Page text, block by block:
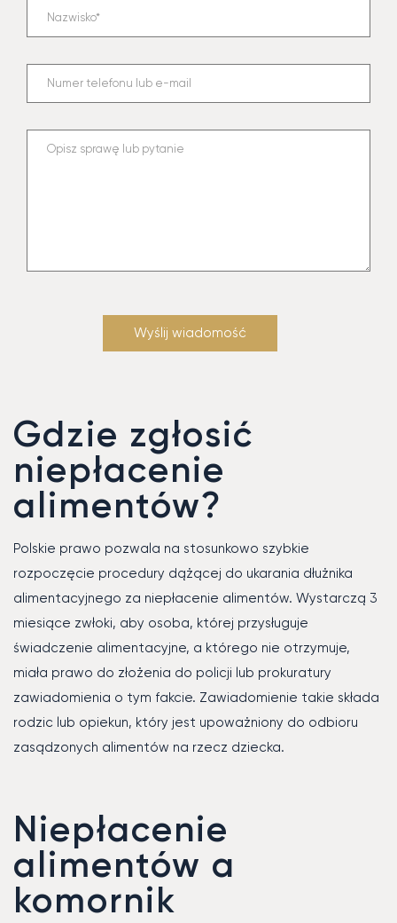
Gdzie zgłosić
niepłacenie
alimentów?
Polskie prawo pozwala na stosunkowo szybkie
rozpoczęcie procedury dążącej do ukarania dłużnika
alimentacyjnego za niepłacenie alimentów. Wystarczą 3
miesiące zwłoki, aby osoba, której przysługuje
świadczenie alimentacyjne, a którego nie otrzymuje,
miała prawo do złożenia do policji lub prokuratury
zawiadomienia o tym fakcie. Zawiadomienie takie składa
rodzic lub opiekun, który jest upoważniony do odbioru
zasądzonych alimentów na rzecz dziecka.
Niepłacenie
alimentów a
komornik